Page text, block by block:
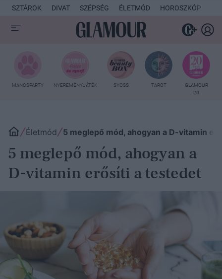
SZTÁROK DIVAT SZÉPSÉG ÉLETMÓD HOROSZKÓP
MANCSPARTY NYEREMÉNYJÁTÉK SYOSS TAROT
GLAMOUR
20
Életmód 5 meglepő mód, ahogyan a D-vitamin
5 meglepő mód, ahogyan a
D-vitamin erősíti a testedet